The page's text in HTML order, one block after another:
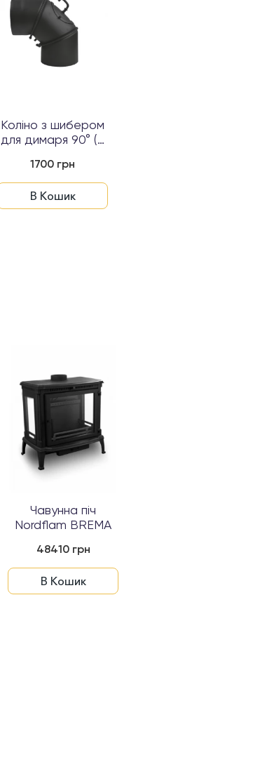
Коліно з шибером
для димаря 90° (2
1700 грн
В Кошик
Чавунна піч
Nordflam BREMA
48410 грн
В Кошик